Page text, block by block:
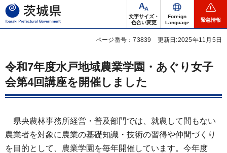
茨城県
文字サイズ・
色合い変更
Foreign
Language
緊急情報
ページ番号：73839 更新日:2025年11月5日
令和7年度水戸地域農業学園・あぐり女子
会第4回講座を開催しました
県央農林事務所経営・普及部門では、就農して間もない
農業者を対象に農業の基礎知識・技術の習得や仲間づくり
を目的として、農業学園を毎年開催しています。今年度